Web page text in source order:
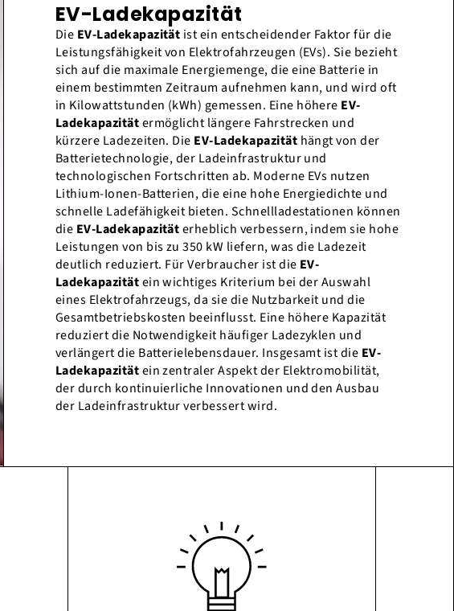
EV-Ladekapazität
Die EV-Ladekapazität ist ein entscheidender Faktor für die
Leistungsfähigkeit von Elektrofahrzeugen (EVs). Sie bezieht
sich auf die maximale Energiemenge, die eine Batterie in
einem bestimmten Zeitraum aufnehmen kann, und wird oft
in Kilowattstunden (kWh) gemessen. Eine höhere EV-
Ladekapazitätermöglicht längere Fahrstrecken und
kürzere Ladezeiten. Die EV-Ladekapazität hängt von der
Batterietechnologie, der Ladeinfrastruktur und
technologischen Fortschritten ab. Moderne EVs nutzen
Lithium-Ionen-Batterien, die eine hohe Energiedichte und
schnelle Ladefähigkeit bieten. Schnellladestationen können
die EV-Ladekapazitäterheblich verbessern, indem sie hohe
Leistungen von bis zu 350 kW liefern, was die Ladezeit
deutlich reduziert. Für Verbraucher ist die EV-
Ladekapazitätein wichtiges Kriterium bei der Auswahl
eines Elektrofahrzeugs, da sie die Nutzbarkeit und die
Gesamtbetriebskosten beeinflusst. Eine höhere Kapazität
reduziert die Notwendigkeit häufiger Ladezyklen und
verlängert die Batterielebensdauer. Insgesamt ist die EV-
Ladekapazitätein zentraler Aspekt der Elektromobilität,
der durch kontinuierliche Innovationen und den Ausbau
der Ladeinfrastruktur verbessert wird.